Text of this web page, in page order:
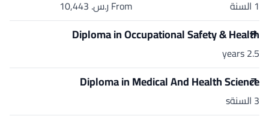
1 السنة From ر.س.‏ 10,443
Diploma in Occupational Safety & Health
2.5 years
Diploma in Medical And Health Science
3 السنةs